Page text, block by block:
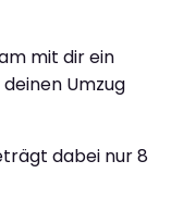
mit dir ein
Umzug
dabei nur 8